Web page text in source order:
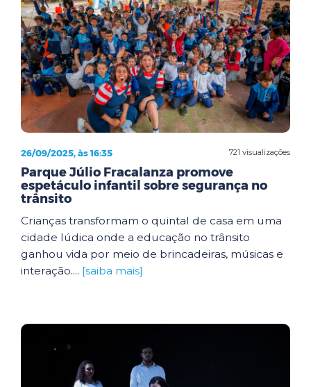
721 visualizações
26/09/2025, às 16:35
Parque Júlio Fracalanza promove
espetáculo infantil sobre segurança no
trânsito
Crianças transformam o quintal de casa em uma
cidade lúdica onde a educação no trânsito
ganhou vida por meio de brincadeiras, músicas e
interação.... [saiba mais]